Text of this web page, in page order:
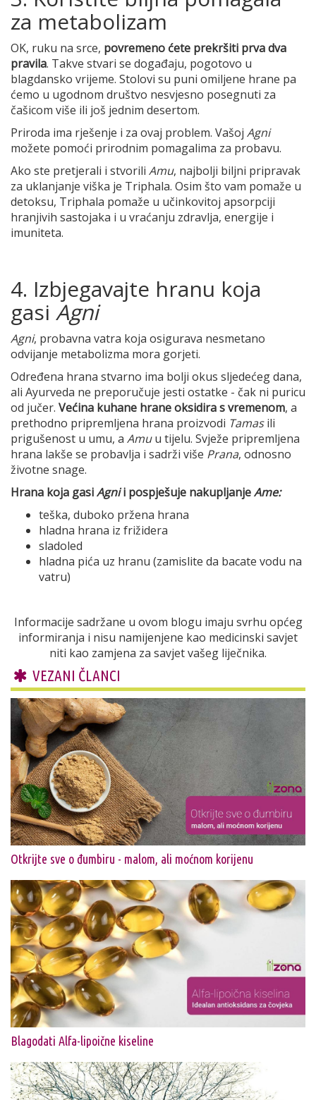
za metabolizam
OK, ruku na srce, povremeno ćete prekršiti prva dva
pravila. Takve stvari se događaju, pogotovo u
blagdansko vrijeme. Stolovi su puni omiljene hrane pa
ćemo u ugodnom društvo nesvjesno posegnuti za
čašicom više ili još jednim desertom.
Priroda ima rješenje i za ovaj problem. Vašoj Agni
možete pomoći prirodnim pomagalima za probavu.
Ako ste pretjerali i stvorili Amu, najbolji biljni pripravak
za uklanjanje viška je Triphala. Osim što vam pomaže u
detoksu, Triphala pomaže u učinkovitoj apsorpciji
hranjivih sastojaka i u vraćanju zdravlja, energije i
imuniteta.
4. Izbjegavajte hranu koja
gasi Agni
Agni, probavna vatra koja osigurava nesmetano
odvijanje metabolizma mora gorjeti.
Određena hrana stvarno ima bolji okus sljedećeg dana,
ali Ayurveda ne preporučuje jesti ostatke - čak ni puricu
od jučer. Većina kuhane hrane oksidira s vremenom, a
prethodno pripremljena hrana proizvodi Tamasili
prigušenost u umu, a Amuu tijelu. Svježe pripremljena
hrana lakše se probavlja i sadrži više Prana, odnosno
životne snage.
Hrana koja gasiAgnii pospješuje nakupljanjeAme:
teška, duboko pržena hrana
hladna hrana iz frižidera
sladoled
hladna pića uz hranu (zamislite da bacate vodu na
vatru)
Informacije sadržane u ovom blogu imaju svrhu općeg
informiranja i nisu namijenjene kao medicinski savjet
niti kao zamjena za savjet vašeg liječnika.
VEZANI ČLANCI
Otkrijte sve o đumbiru - malom, ali moćnom korijenu
Blagodati Alfa-lipoične kiseline